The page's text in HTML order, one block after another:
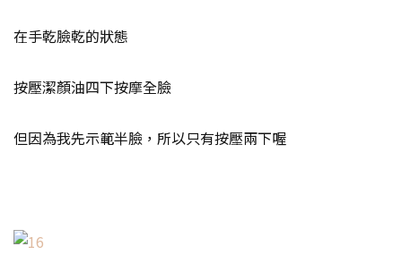
在手乾臉乾的狀態
按壓潔顏油四下按摩全臉
但因為我先示範半臉，所以只有按壓兩下喔